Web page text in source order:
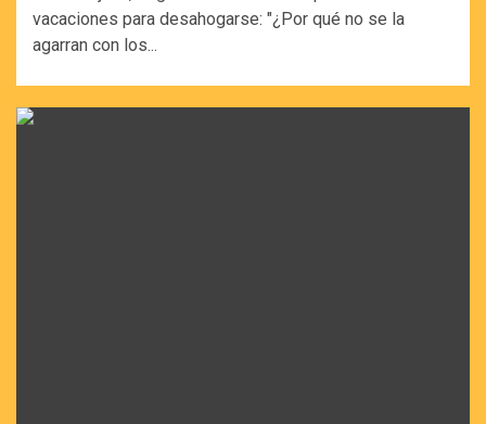
vacaciones para desahogarse: "¿Por qué no se la
agarran con los...